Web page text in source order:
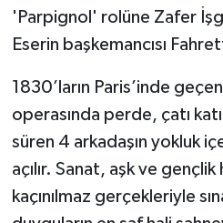
'Parpignol' rolüne Zafer
Eserin başkemancısı
1830’ların Paris’inde
operasında perde, çatı
süren 4 arkadaşın yokluk
açılır. Sanat, aşk ve
kaçınılmaz gerçekleriyle